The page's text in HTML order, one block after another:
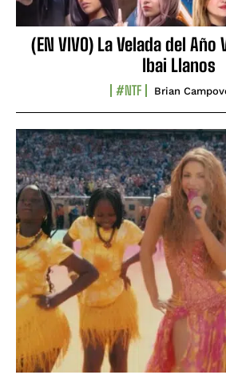
(EN VIVO) La Velada del
Ibai Llanos
#NTF Brian